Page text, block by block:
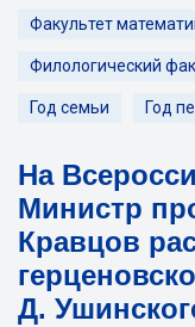
Факультет
Филологический
Год семьи Год
На
Министр
Кравцов
Д.